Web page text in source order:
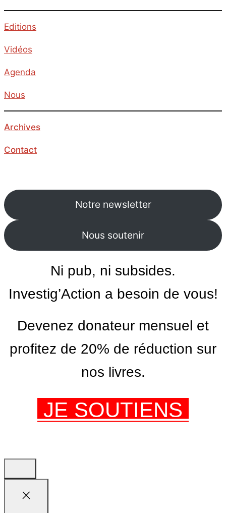
Editions
Vidéos
Agenda
Nous
Archives
Contact
Notre newsletter
Nous soutenir
Ni pub, ni subsides.
Investig’Action a besoin de vous!
Devenez donateur mensuel et
profitez de 20% de réduction sur
nos livres.
JE SOUTIENS